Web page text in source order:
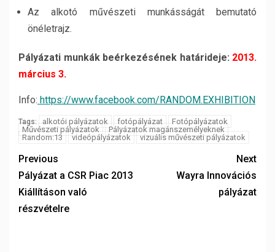
Az alkotó művészeti munkásságát bemutató
önéletrajz.
Pályázati munkák beérkezésének határideje: 2013.
március 3.
Info: https://www.facebook.com/RANDOM.EXHIBITION
Tags: alkotói pályázatok fotópályázat
Fotópályázatok
Művészeti pályázatok
Pályázatok magánszemélyeknek
Random:13
videópályázatok vizuális művészeti pályázatok
Previous
Pályázat a CSR Piac 2013
Kiállításon való
részvételre
Next
Wayra Innovációs
pályázat